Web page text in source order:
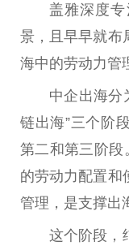
盖雅深度
景，且早早就布
海中的劳动力管
中企出海分
链出海”三个阶
第二和第三阶段
的劳动力配置和
管理，是支撑出
这个阶段，